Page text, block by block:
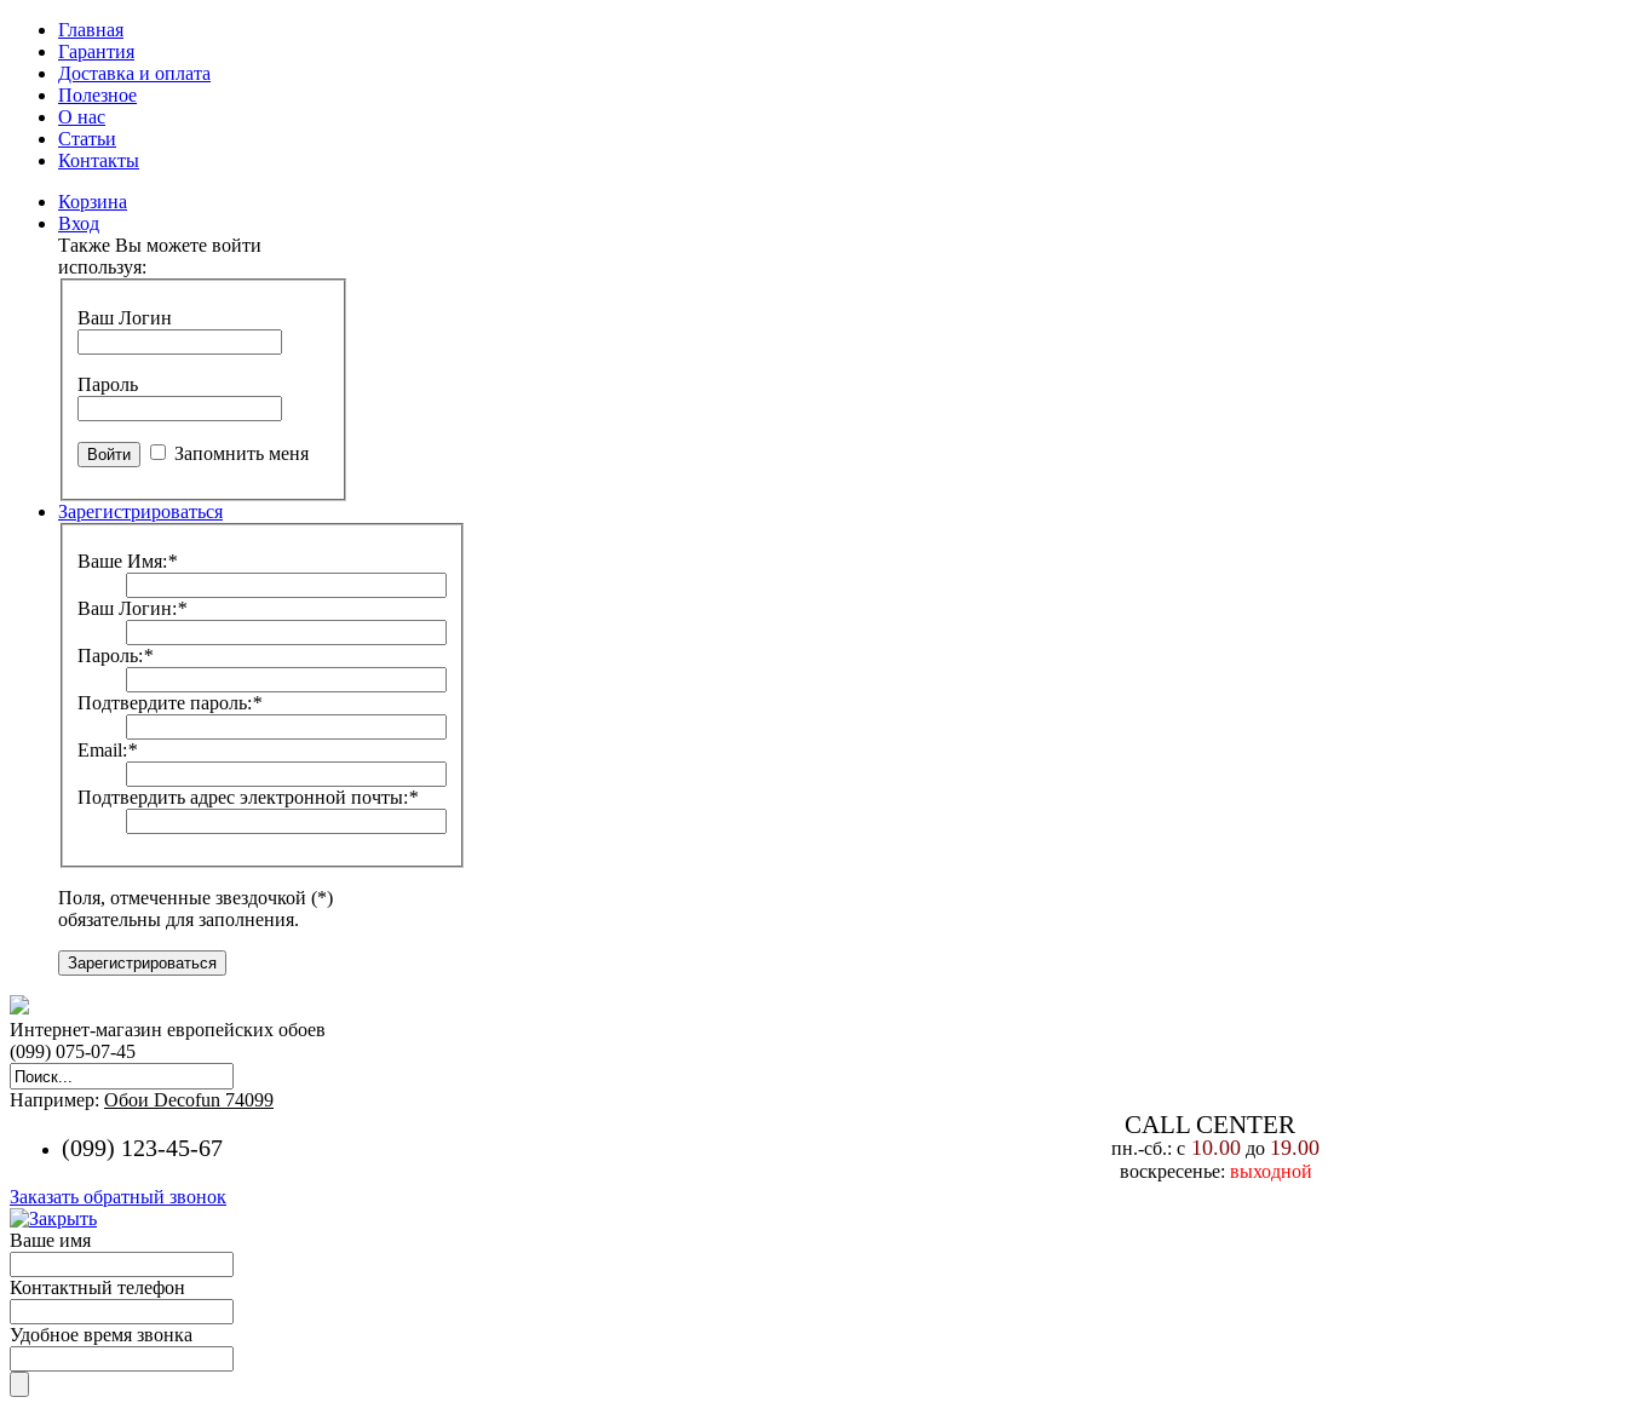
Главная
Гарантия
Доставка и оплата
Полезное
О нас
Статьи
Контакты
Корзина
Вход
Также Вы можете войти
используя:
Ваш Логин
Пароль
Запомнить меня
Зарегистрироваться
Ваше Имя:*
Ваш Логин:*
Пароль:*
Подтвердите пароль:*
Email:*
Подтвердить адрес электронной почты:*
Поля, отмеченные звездочкой (*)
обязательны для заполнения.
Зарегистрироваться
Интернет-магазин европейских обоев
(099) 075-07-45
Например: Обои Decofun 74099
(099) 123-45-67
CALL CENTER
пн.-cб.: с 10.00 до 19.00
воскресенье: выходной
Заказать обратный звонок
Ваше имя
Контактный телефон
Удобное время звонка